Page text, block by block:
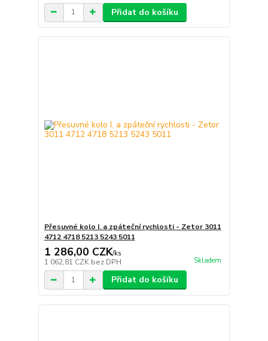
Přidat do košíku
Přesuvné kolo I. a zpáteční rychlosti - Zetor 3011
4712 4718 5213 5243 5011
1 286,00 CZK/ks
1 062,81 CZK bez DPH Skladem
Přidat do košíku